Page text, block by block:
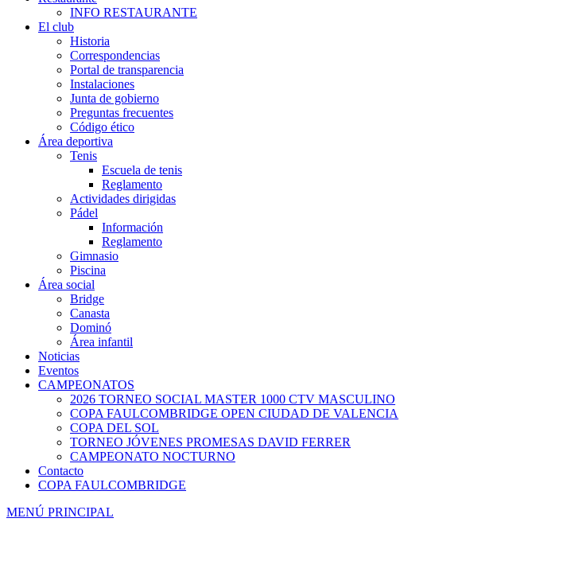
INFO RESTAURANTE
El club
Historia
Correspondencias
Portal de transparencia
Instalaciones
Junta de gobierno
Preguntas frecuentes
Código ético
Área deportiva
Tenis
Escuela de tenis
Reglamento
Actividades dirigidas
Pádel
Información
Reglamento
Gimnasio
Piscina
Área social
Bridge
Canasta
Dominó
Área infantil
Noticias
Eventos
CAMPEONATOS
2026 TORNEO SOCIAL MASTER 1000 CTV MASCULINO
COPA FAULCOMBRIDGE OPEN CIUDAD DE VALENCIA
COPA DEL SOL
TORNEO JÓVENES PROMESAS DAVID FERRER
CAMPEONATO NOCTURNO
Contacto
COPA FAULCOMBRIDGE
MENÚ PRINCIPAL